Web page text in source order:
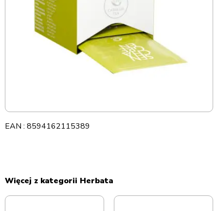
EAN : 8594162115389
Więcej z kategorii Herbata